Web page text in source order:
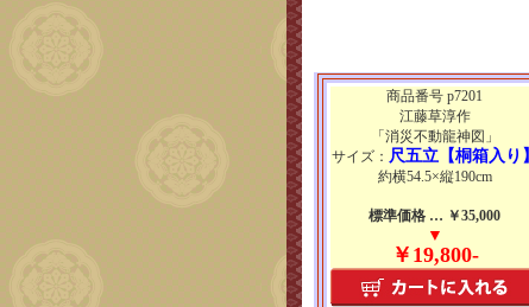
商品番号 p7201
江藤草淳作
「消災不動龍神図」
サイズ： 尺五立【桐箱入り】
約横54.5×縦190cm
標準価格 … ￥35,000
▼
￥19,800-